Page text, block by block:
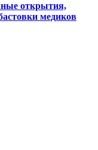
открытия,
медиков